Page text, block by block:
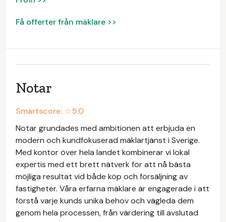
Få offerter från mäklare >>
Notar
Smartscore: ☆5.0
Notar grundades med ambitionen att erbjuda en
modern och kundfokuserad mäklartjänst i Sverige.
Med kontor över hela landet kombinerar vi lokal
expertis med ett brett nätverk för att nå bästa
möjliga resultat vid både köp och försäljning av
fastigheter. Våra erfarna mäklare är engagerade i att
förstå varje kunds unika behov och vägleda dem
genom hela processen, från värdering till avslutad